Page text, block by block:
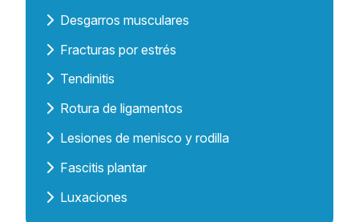
Desgarros musculares
Fracturas por estrés
Tendinitis
Rotura de ligamentos
Lesiones de menisco y rodilla
Fascitis plantar
Luxaciones